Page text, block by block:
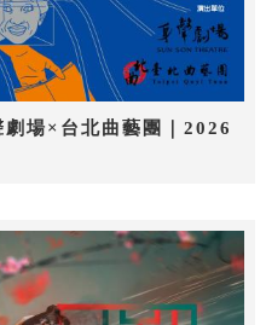
劇場×台北曲藝團｜2026